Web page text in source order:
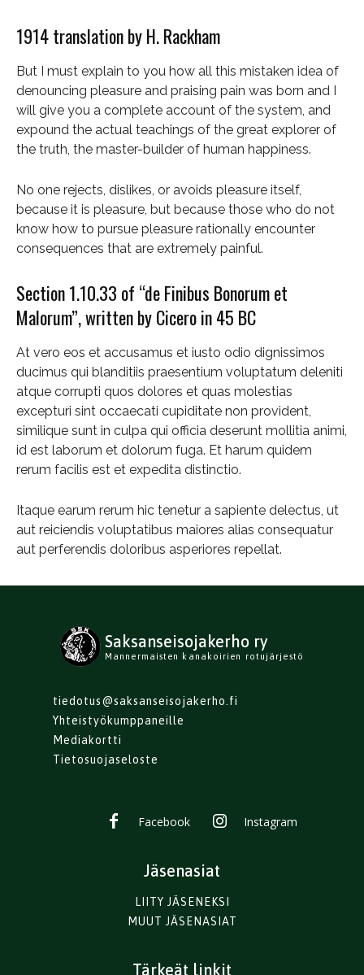
1914 translation by H. Rackham
But I must explain to you how all this mistaken idea of
denouncing pleasure and praising pain was born and I
will give you a complete account of the system, and
expound the actual teachings of the great explorer of
the truth, the master-builder of human happiness.
No one rejects, dislikes, or avoids pleasure itself,
because it is pleasure, but because those who do not
know how to pursue pleasure rationally encounter
consequences that are extremely painful.
Section 1.10.33 of “de Finibus Bonorum et
Malorum”, written by Cicero in 45 BC
At vero eos et accusamus et iusto odio dignissimos
ducimus qui blanditiis praesentium voluptatum deleniti
atque corrupti quos dolores et quas molestias
excepturi sint occaecati cupiditate non provident,
similique sunt in culpa qui officia deserunt mollitia animi,
id est laborum et dolorum fuga. Et harum quidem
rerum facilis est et expedita distinctio.
Itaque earum rerum hic tenetur a sapiente delectus, ut
aut reiciendis voluptatibus maiores alias consequatur
aut perferendis doloribus asperiores repellat.
Saksanseisojakerho ry
Mannermaisten kanakoirien rotujärjestö
tiedotus@saksanseisojakerho.fi
Yhteistyökumppaneille
Mediakortti
Tietosuojaseloste
Facebook Instagram
Jäsenasiat
LIITY JÄSENEKSI
MUUT JÄSENASIAT
Tärkeät linkit